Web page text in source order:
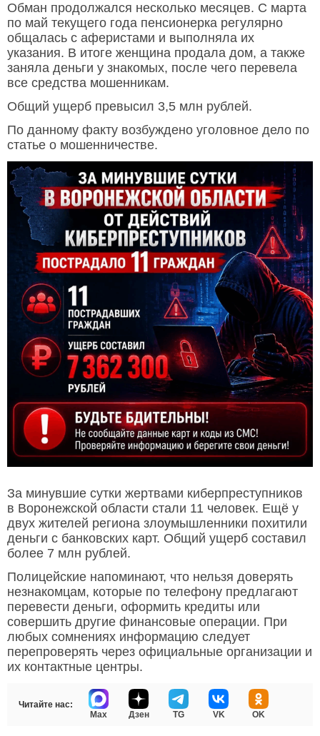
Обман продолжался несколько месяцев. С марта
по май текущего года пенсионерка регулярно
общалась с аферистами и выполняла их
указания. В итоге женщина продала дом, а также
заняла деньги у знакомых, после чего перевела
все средства мошенникам.
Общий ущерб превысил 3,5 млн рублей.
По данному факту возбуждено уголовное дело по
статье о мошенничестве.
За минувшие сутки жертвами киберпреступников
в Воронежской области стали 11 человек. Ещё у
двух жителей региона злоумышленники похитили
деньги с банковских карт. Общий ущерб составил
более 7 млн рублей.
Полицейские напоминают, что нельзя доверять
незнакомцам, которые по телефону предлагают
перевести деньги, оформить кредиты или
совершить другие финансовые операции. При
любых сомнениях информацию следует
перепроверять через официальные организации и
их контактные центры.
Читайте нас:
Max
Дзен TG VK OK